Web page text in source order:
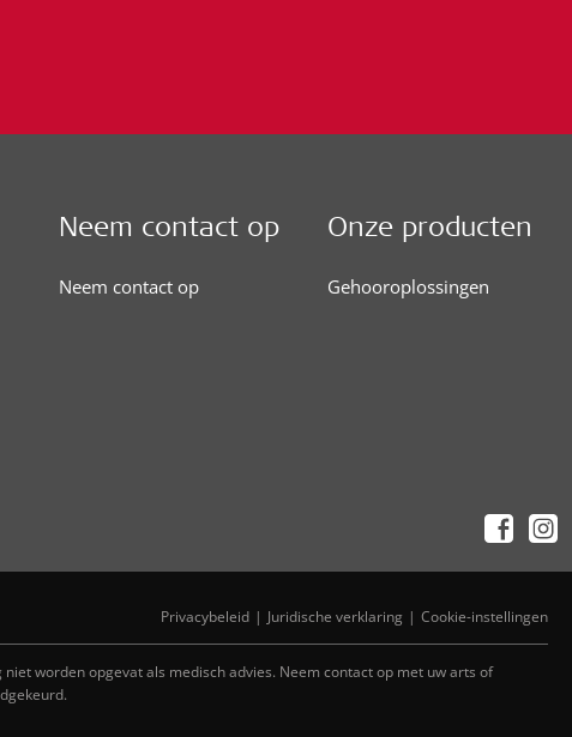
Neem contact op
Neem contact op
Onze producten
Gehooroplossingen
Privacybeleid Juridische verklaring Cookie-instellingen
worden opgevat als medisch advies. Neem contact op met uw arts of